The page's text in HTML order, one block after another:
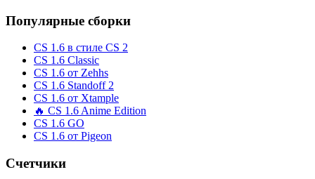
Популярные сборки
CS 1.6 в стиле CS 2
CS 1.6 Classic
CS 1.6 от Zehhs
CS 1.6 Standoff 2
CS 1.6 от Xtample
🔥 CS 1.6 Anime Edition
CS 1.6 GO
CS 1.6 от Pigeon
Счетчики